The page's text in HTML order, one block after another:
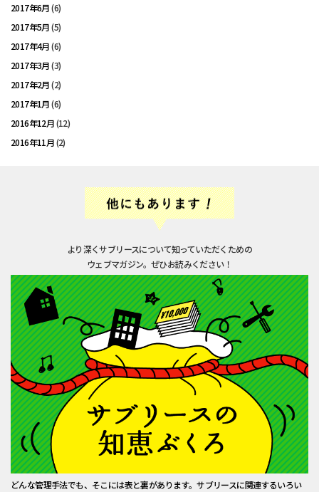
2017年6月(6)
2017年5月(5)
2017年4月(6)
2017年3月(3)
2017年2月(2)
2017年1月(6)
2016年12月(12)
2016年11月(2)
より深くサブリースについて知っていただくための
ウェブマガジン。ぜひお読みください！
どんな管理手法でも、そこには表と裏があります。サブリースに関連するいろい